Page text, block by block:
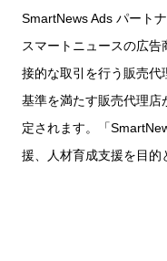
SmartNews Ads パート
スマートニュースの広
接的な取引を行う販売
基準を満たす販売代理店
定されます。「
援、人材育成支援を目的